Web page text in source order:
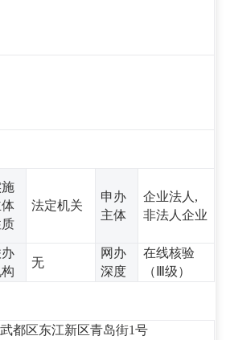
法定机关
申办
主体
企业法人,
非法人企业
无
网办
深度
在线核验
（Ⅲ级）
都区东江新区青岛街1号